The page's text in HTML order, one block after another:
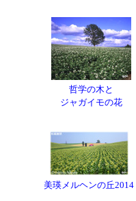
哲学の木と
ジャガイモの花
美瑛メルヘンの丘2014